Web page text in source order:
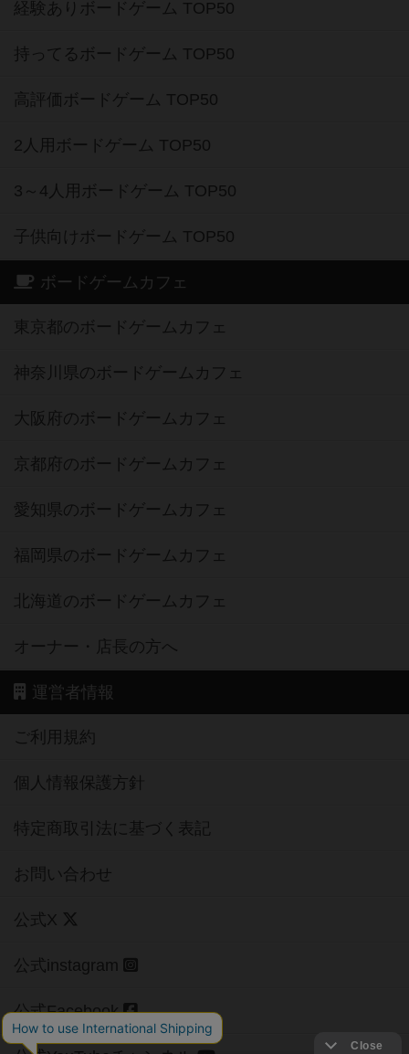
経験ありボードゲーム TOP50
持ってるボードゲーム TOP50
高評価ボードゲーム TOP50
2人用ボードゲーム TOP50
3～4人用ボードゲーム TOP50
子供向けボードゲーム TOP50
ボードゲームカフェ
東京都のボードゲームカフェ
神奈川県のボードゲームカフェ
大阪府のボードゲームカフェ
京都府のボードゲームカフェ
愛知県のボードゲームカフェ
福岡県のボードゲームカフェ
北海道のボードゲームカフェ
オーナー・店長の方へ
運営者情報
ご利用規約
個人情報保護方針
特定商取引法に基づく表記
お問い合わせ
公式X
公式instagram
公式Facebook